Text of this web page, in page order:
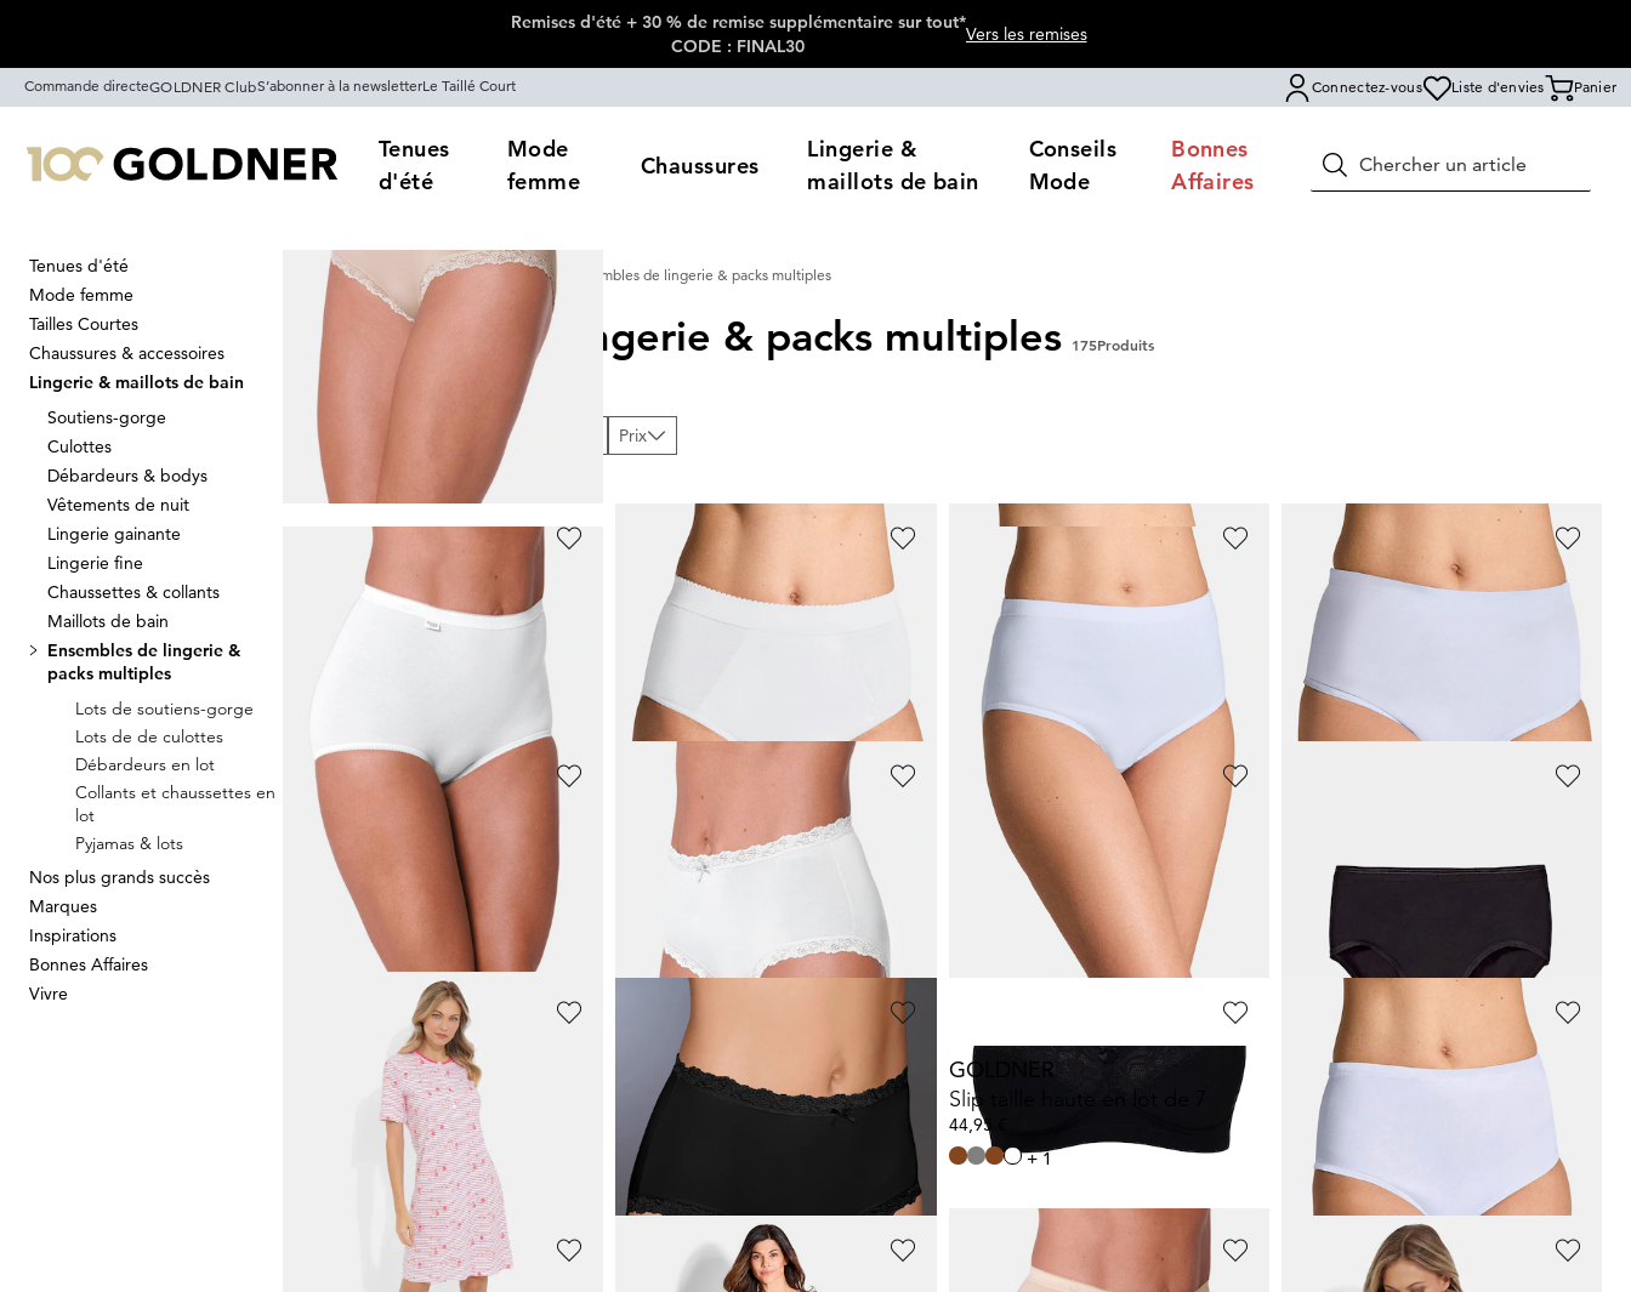
Remises d'été + 30 % de remise supplémentaire sur tout*
CODE : FINAL30
Vers les remises
Commande directeGOLDNER ClubS’abonner à la newsletterLe Taillé Court Connectez-vous Liste d'envies Panier
Tenues
d'été
Mode
femme
Chaussures
Lingerie &
maillots de bain
Conseils
Mode
Bonnes
Affaires
Rechercher
Tenues d'été
Mode femme
Tailles Courtes
Chaussures & accessoires
Lingerie & maillots de bain
Soutiens-gorge
Culottes
Débardeurs & bodys
Vêtements de nuit
Lingerie gainante
Lingerie fine
Chaussettes & collants
Maillots de bain
Ensembles de lingerie &
packs multiples
Lots de soutiens-gorge
Lots de de culottes
Débardeurs en lot
Collants et chaussettes en
lot
Pyjamas & lots
Nos plus grands succès
Marques
Inspirations
Bonnes Affaires
Vivre
Maison Lingerie & maillots de bain Ensembles de lingerie & packs multiples
Ensembles de lingerie & packs multiples 175Produits
Trier Par Prix
NINA V. C.
Lot de 3 slips montants
GOLDNER
Lot de 7 slips ventre plat
44,95 €
GOLDNER
Lot de 7 slips ventre plat
44,95 €
GOLDNER
Lot de 7 slips taille basse
31,47 €
Meilleur prix sur 30 jours** : 35,95 € (-12%)
SUSA
39,96 €49,95 €
Meilleur prix sur 30 jours** : 44,96 € (-11%)
NINA V. C.
Lot de 3 slips montants
SUSA
Lot de 2 slips montants
14,00 €
Meilleur prix sur 30 jours** : 15,99 € (-12%)
Lot de 2 slips montants
NINA V. C.
Lot de 3 slips montants
34,95 €
GOLDNER
Slip taille haute en lot de 7
44,95 €
+ 1
GOLDNER
Lot de 7 slips taille basse
31,47 €
Meilleur prix sur 30 jours** : 35,95 € (-12%)